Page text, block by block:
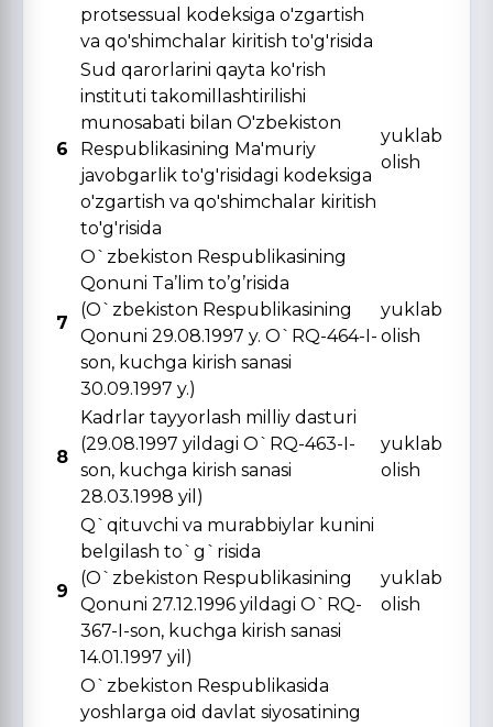
protsessual kodeksiga o'zgartish
va qo'shimchalar kiritish to'g'risida
6
Sud qarorlarini qayta ko'rish
instituti takomillashtirilishi
munosabati bilan O'zbekiston
Respublikasining Ma'muriy
javobgarlik to'g'risidagi kodeksiga
o'zgartish va qo'shimchalar kiritish
to'g'risida
yuklab
olish
7
O`zbekiston Respublikasining
Qonuni Ta’lim to’g’risida
(O`zbekiston Respublikasining
Qonuni 29.08.1997 y. O`RQ-464-I-
son, kuchga kirish sanasi
30.09.1997 y.)
yuklab
olish
8
Kadrlar tayyorlash milliy dasturi
(29.08.1997 yildagi O`RQ-463-I-
son, kuchga kirish sanasi
28.03.1998 yil)
yuklab
olish
9
Q`qituvchi va murabbiylar kunini
belgilash to`g`risida
(O`zbekiston Respublikasining
Qonuni 27.12.1996 yildagi O`RQ-
367-I-son, kuchga kirish sanasi
14.01.1997 yil)
yuklab
olish
O`zbekiston Respublikasida
yoshlarga oid davlat siyosatining